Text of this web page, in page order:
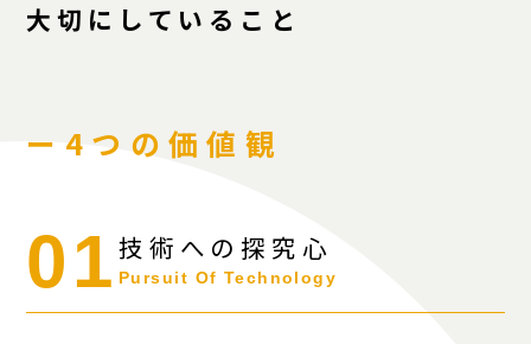
大切にしていること
ー4つの価値観
01技術への探究心
Pursuit Of Technology